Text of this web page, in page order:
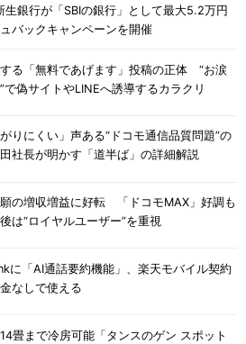
銀行が「SBIの銀行」として最大5.2万円
バックキャンペーンを開催
る「無料であげます」投稿の正体 “お涙
で偽サイトやLINEへ誘導するカラクリ
りにくい」声ある“ドコモ通信品質問題”の
社長が明かす「道半ば」の詳細解説
願の増収増益に好転 「ドコモMAX」好調も
は“ロイヤルユーザー”を重視
に「AI通話要約機能」、楽天モバイル契約
なしで使える
畳まで冷房可能「タンスのゲン スポット